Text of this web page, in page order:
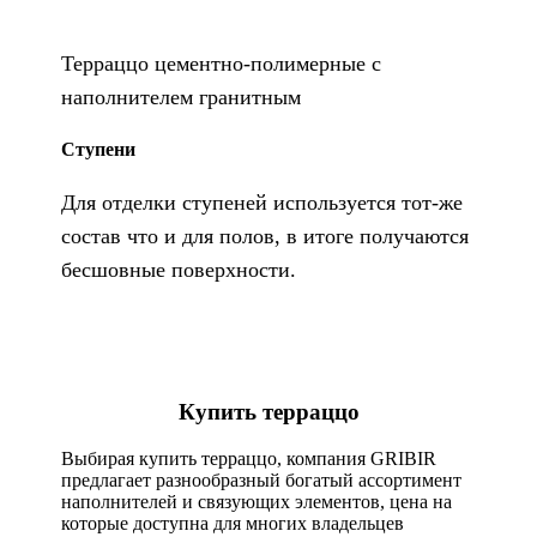
Терраццо цементно-полимерные с
наполнителем гранитным
Ступени
Для отделки ступеней используется тот-же
состав что и для полов, в итоге получаются
бесшовные поверхности.
Купить терраццо
Выбирая купить терраццо, компания GRIBIR
предлагает разнообразный богатый ассортимент
наполнителей и связующих элементов, цена на
которые доступна для многих владельцев